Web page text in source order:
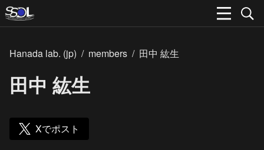
Hanada lab. (jp) / members / 田中 紘生
田中 紘生
Xでポスト